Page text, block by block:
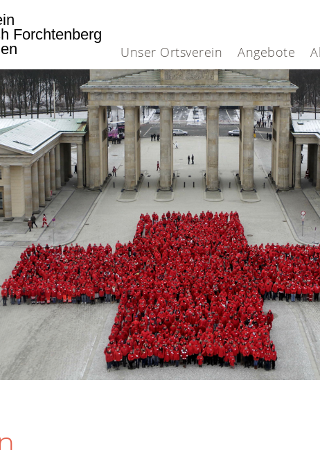
Unser Ortsverein Angebote
Forchtenberg